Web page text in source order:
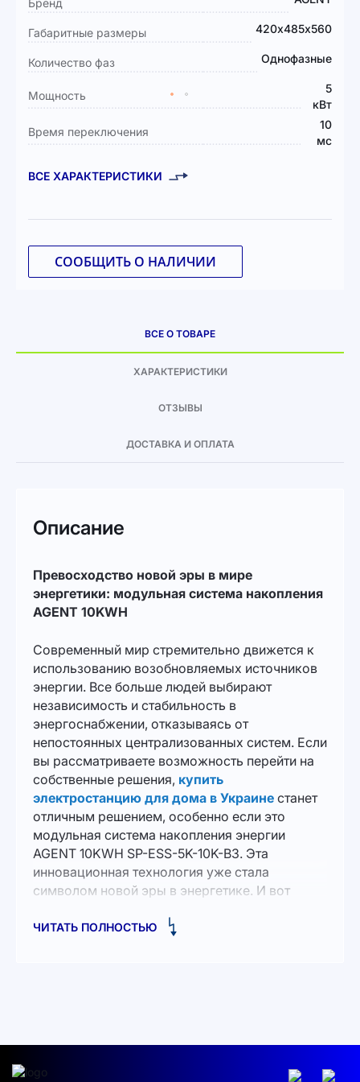
информация
Бренд
Габаритные размеры 420х485х560
Количество фаз Однофазные
Мощность
5
кВт
Время переключения
10
мс
ВСЕ ХАРАКТЕРИСТИКИ
СООБЩИТЬ О НАЛИЧИИ
ВСЕ О ТОВАРЕ
ХАРАКТЕРИСТИКИ
ОТЗЫВЫ
ДОСТАВКА И ОПЛАТА
Описание
Превосходство новой эры в мире
энергетики: модульная система накопления
AGENT 10KWH
Современный мир стремительно движется к
использованию возобновляемых источников
энергии. Все больше людей выбирают
независимость и стабильность в
энергоснабжении, отказываясь от
непостоянных централизованных систем. Если
вы рассматриваете возможность перейти на
собственные решения, купить
электростанцию для дома в Украине станет
отличным решением, особенно если это
модульная система накопления энергии
AGENT 10KWH SP-ESS-5K-10K-B3. Эта
инновационная технология уже стала
символом новой эры в энергетике. И вот
это возможность превратить свой дом в
ЧИТАТЬ ПОЛНОСТЬЮ